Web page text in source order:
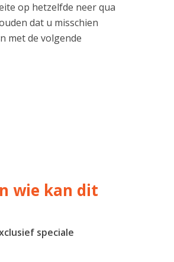
op hetzelfde neer qua
dat u misschien
met de volgende
wie kan dit
speciale